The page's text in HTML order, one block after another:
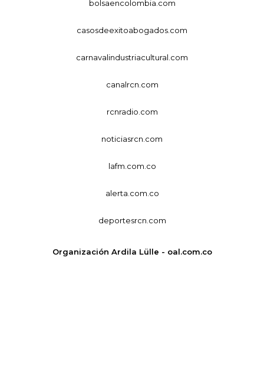
bolsaencolombia.com
casosdeexitoabogados.com
carnavalindustriacultural.com
canalrcn.com
rcnradio.com
noticiasrcn.com
lafm.com.co
alerta.com.co
deportesrcn.com
Organización Ardila Lülle - oal.com.co